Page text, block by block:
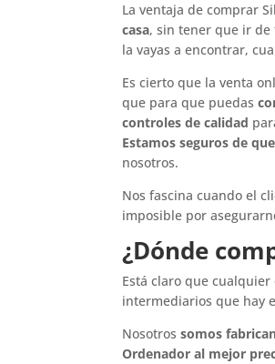
La ventaja de comprar
casa, sin tener que ir
la vayas a encontrar,
Es cierto que la venta
que para que puedas
controles de calidad
Estamos seguros de
nosotros.
Nos fascina cuando el
imposible por
¿Dónde
Está claro que
intermediarios que hay
Nosotrossomos
Ordenador al mejor